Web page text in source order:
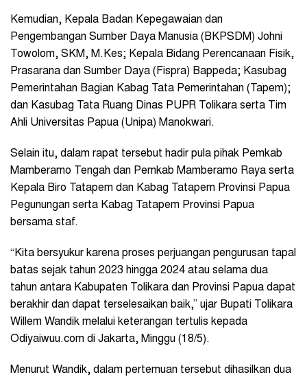
Kemudian, Kepala Badan Kepegawaian dan
Pengembangan Sumber Daya Manusia (BKPSDM) Johni
Towolom, SKM, M.Kes; Kepala Bidang Perencanaan Fisik,
Prasarana dan Sumber Daya (Fispra) Bappeda; Kasubag
Pemerintahan Bagian Kabag Tata Pemerintahan (Tapem);
dan Kasubag Tata Ruang Dinas PUPR Tolikara serta Tim
Ahli Universitas Papua (Unipa) Manokwari.
Selain itu, dalam rapat tersebut hadir pula pihak Pemkab
Mamberamo Tengah dan Pemkab Mamberamo Raya serta
Kepala Biro Tatapem dan Kabag Tatapem Provinsi Papua
Pegunungan serta Kabag Tatapem Provinsi Papua
bersama staf.
“Kita bersyukur karena proses perjuangan pengurusan tapal
batas sejak tahun 2023 hingga 2024 atau selama dua
tahun antara Kabupaten Tolikara dan Provinsi Papua dapat
berakhir dan dapat terselesaikan baik,” ujar Bupati Tolikara
Willem Wandik melalui keterangan tertulis kepada
Odiyaiwuu.com di Jakarta, Minggu (18/5).
Menurut Wandik, dalam pertemuan tersebut dihasilkan dua